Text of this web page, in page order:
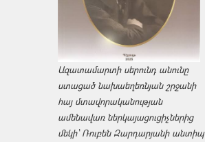
Ազատամարտի սերունդ անունը
ստացած նախաեղեռնյան շրջանի
հայ մտավորականության
ամենավառ ներկայացուցիչներից
մեկի՝ Ռուբեն Զարդարյանի անտիպ